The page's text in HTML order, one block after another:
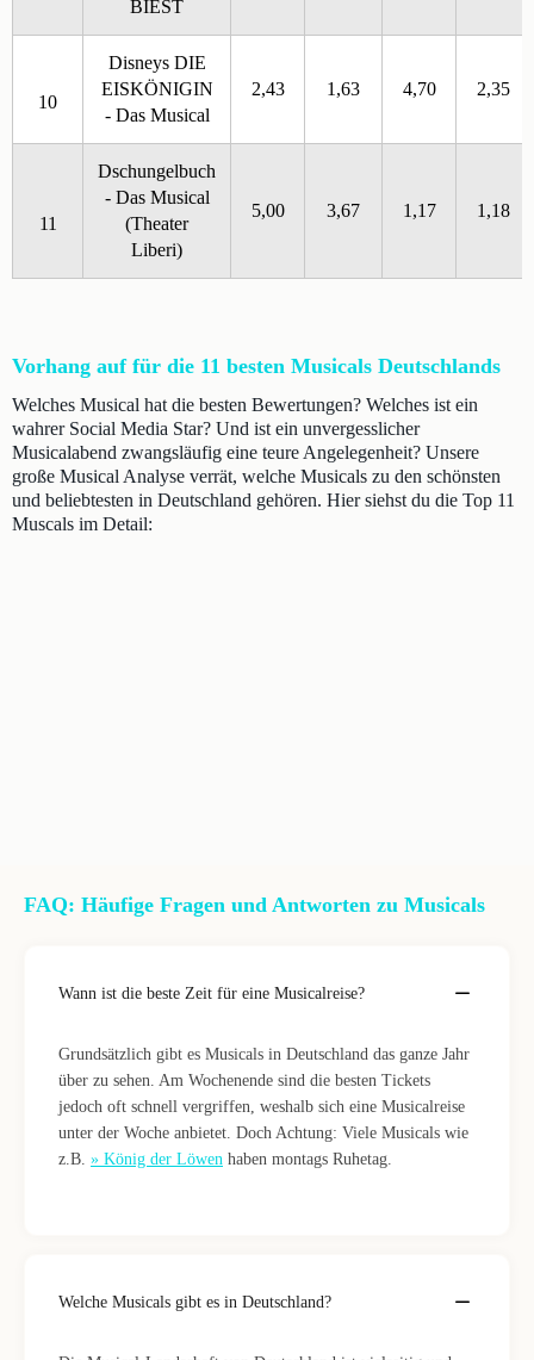
BIEST
10
Disneys DIE
EISKÖNIGIN
- Das Musical
2,43 1,63 4,70 2,35
11
Dschungelbuch
- Das Musical
(Theater
Liberi)
5,00 3,67 1,17 1,18
Vorhang auf für die 11 besten Musicals Deutschlands
Welches Musical hat die besten Bewertungen? Welches ist ein
wahrer Social Media Star? Und ist ein unvergesslicher
Musicalabend zwangsläufig eine teure Angelegenheit? Unsere
große Musical Analyse verrät, welche Musicals zu den schönsten
und beliebtesten in Deutschland gehören. Hier siehst du die Top 11
Muscals im Detail:
FAQ: Häufige Fragen und Antworten zu Musicals
Wann ist die beste Zeit für eine Musicalreise?
Grundsätzlich gibt es Musicals in Deutschland das ganze Jahr
über zu sehen. Am Wochenende sind die besten Tickets
jedoch oft schnell vergriffen, weshalb sich eine Musicalreise
unter der Woche anbietet. Doch Achtung: Viele Musicals wie
z.B. » König der Löwen haben montags Ruhetag.
Welche Musicals gibt es in Deutschland?